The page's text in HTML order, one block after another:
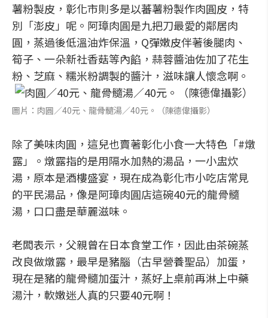
薯粉製皮，彰化市則多是以蕃薯粉製作肉圓皮，特
別「澎皮」呢。阿璋肉圓是九把刀最愛的鄰居肉
圓，蒸過後低溫油炸保溫，Q彈嫩皮伴著後腿肉、
筍子、一朵新社香菇等內餡，蒜蓉醬油佐加了花生
粉、芝麻、糯米粉調製的醬汁，滋味讓人懷念啊。
圖片：肉圓／40元、龍骨髓湯／40元。（陳德偉攝影）
除了美味肉圓，這兒也賣著彰化小食一大特色「#燉
露」。燉露指的是用隔水加熱的湯品，一小盅炊
湯，原本是酒樓盛宴，現在成為彰化市小吃店常見
的平民湯品，像是阿璋肉圓店這碗40元的龍骨髓
湯，口口盡是華麗滋味。
老闆表示，父親曾在日本食堂工作，因此由茶碗蒸
改良做燉露，最早是豬腦（古早營養聖品）加蛋，
現在是豬的龍骨髓加蛋汁，蒸好上桌前再淋上中藥
湯汁，軟嫩迷人真的只要40元啊！